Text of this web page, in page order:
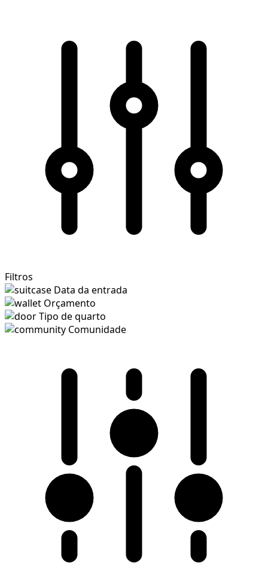
Filtros
Data da entrada
Orçamento
Tipo de quarto
Comunidade